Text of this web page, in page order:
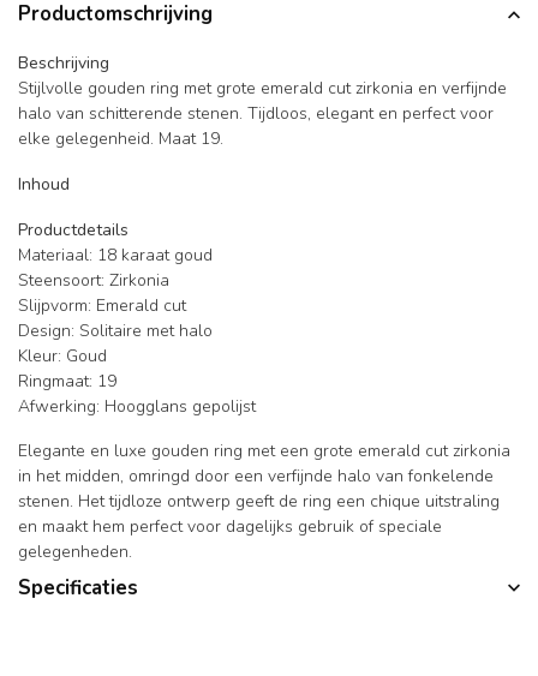
Productomschrijving
Beschrijving
Stijlvolle gouden ring met grote emerald cut zirkonia en verfijnde
halo van schitterende stenen. Tijdloos, elegant en perfect voor
elke gelegenheid. Maat 19.
Inhoud
Productdetails
Materiaal: 18 karaat goud
Steensoort: Zirkonia
Slijpvorm: Emerald cut
Design: Solitaire met halo
Kleur: Goud
Ringmaat: 19
Afwerking: Hoogglans gepolijst
Elegante en luxe gouden ring met een grote emerald cut zirkonia
in het midden, omringd door een verfijnde halo van fonkelende
stenen. Het tijdloze ontwerp geeft de ring een chique uitstraling
en maakt hem perfect voor dagelijks gebruik of speciale
gelegenheden.
Specificaties